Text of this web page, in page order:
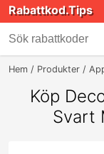
Rabattkod.Tips
Hem Produkter
Köp
Svart